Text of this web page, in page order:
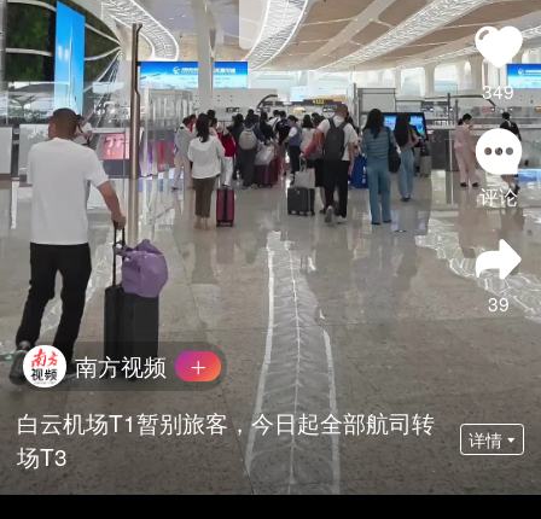
349
评论
39
南方视频
白云机场T1暂别旅客，今日起全部航司转
场T3
详情